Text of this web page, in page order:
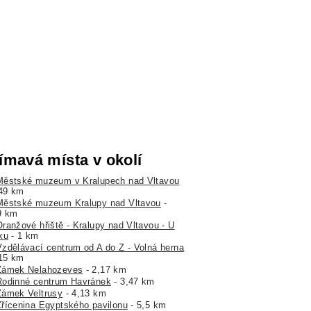
místa v okolí
muzeum v Kralupech nad Vltavou
km
muzeum Kralupy nad Vltavou -
km
hřiště - Kralupy nad Vltavou - U
- 1 km
centrum od A do Z - Volná herna
km
Nelahozeves - 2,17 km
centrum Havránek - 3,47 km
Veltrusy - 4,13 km
Egyptského pavilonu- 5,5 km